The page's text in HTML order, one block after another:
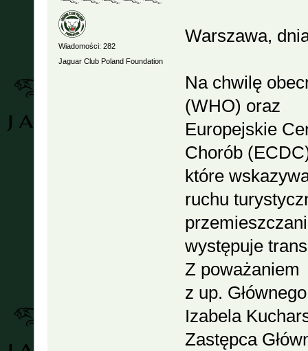
Wiadomości: 282
Jaguar Club Poland Foundation
Warszawa,
Na chwilę
(WHO) oraz
Europejskie
Chorób
które
ruchu
występuje
Z poważaniem
z up.
Izabela
Zastępca